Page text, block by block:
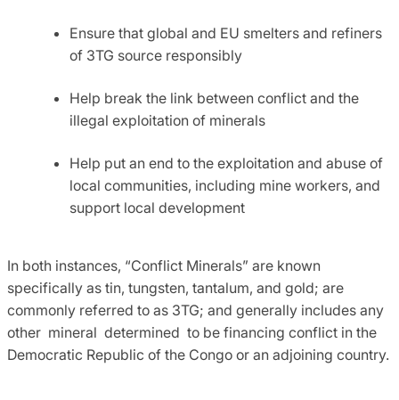
Ensure that global and EU smelters and refiners
of 3TG source responsibly
Help break the link between conflict and the
illegal exploitation of minerals
Help put an end to the exploitation and abuse of
local communities, including mine workers, and
support local development
In both instances, “Conflict Minerals” are known
specifically as tin, tungsten, tantalum, and gold; are
commonly referred to as 3TG; and generally includes any
other mineral determined to be financing conflict in the
Democratic Republic of the Congo or an adjoining country.